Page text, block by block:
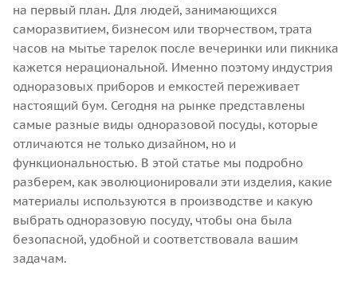
на первый план. Для людей, занимающихся
саморазвитием, бизнесом или творчеством, трата
часов на мытье тарелок после вечеринки или пикника
кажется нерациональной. Именно поэтому индустрия
одноразовых приборов и емкостей переживает
настоящий бум. Сегодня на рынке представлены
самые разные виды одноразовой посуды, которые
отличаются не только дизайном, но и
функциональностью. В этой статье мы подробно
разберем, как эволюционировали эти изделия, какие
материалы используются в производстве и какую
выбрать одноразовую посуду, чтобы она была
безопасной, удобной и соответствовала вашим
задачам.